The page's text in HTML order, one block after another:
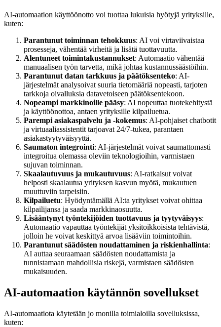
AI-automaation käyttöönotto voi tuottaa lukuisia hyötyjä yrityksille,
kuten:
Parantunut toiminnan tehokkuus: AI voi virtaviivaistaa
prosesseja, vähentää virheitä ja lisätä tuottavuutta.
Alentuneet toimintakustannukset: Automaatio vähentää
manuaalisen työn tarvetta, mikä johtaa kustannussäästöihin.
Parantunut datan tarkkuus ja päätöksenteko: AI-
järjestelmät analysoivat suuria tietomääriä nopeasti, tarjoten
tarkkoja oivalluksia datavetoiseen päätöksentekoon.
Nopeampi markkinoille pääsy: AI nopeuttaa tuotekehitystä
ja käyttöönottoa, antaen yrityksille kilpailuetua.
Parempi asiakaspalvelu ja -kokemus: AI-pohjaiset chatbotit
ja virtuaaliassistentit tarjoavat 24/7-tukea, parantaen
asiakastyytyväisyyttä.
Saumaton integrointi: AI-järjestelmät voivat saumattomasti
integroitua olemassa oleviin teknologioihin, varmistaen
sujuvan toiminnan.
Skaalautuvuus ja mukautuvuus: AI-ratkaisut voivat
helposti skaalautua yrityksen kasvun myötä, mukautuen
muuttuviin tarpeisiin.
Kilpailuetu: Hyödyntämällä AI:ta yritykset voivat ohittaa
kilpailijansa ja saada markkinaosuutta.
Lisääntynyt työntekijöiden tuottavuus ja tyytyväisyys:
Automaatio vapauttaa työntekijät yksitoikkoisista tehtävistä,
jolloin he voivat keskittyä arvoa lisääviin toimintoihin.
Parantunut säädösten noudattaminen ja riskienhallinta:
AI auttaa seuraamaan säädösten noudattamista ja
tunnistamaan mahdollisia riskejä, varmistaen säädösten
mukaisuuden.
AI-automaation käytännön sovellukset
AI-automaatiota käytetään jo monilla toimialoilla sovelluksissa,
kuten: